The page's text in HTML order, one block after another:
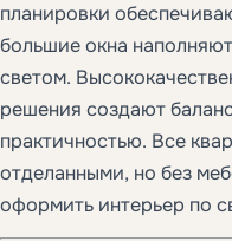
планировки
большие окна
светом.
решения создают
практичностью. Все
отделанными, но без
оформить интерьер по